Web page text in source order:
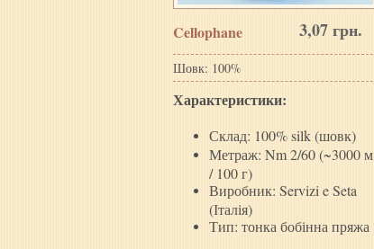
Cellophane 3,07грн.
Шовк: 100%
Характеристики:
Склад: 100% silk (шовк)
Метраж: Nm 2/60 (~3000 м
/ 100 г)
Виробник: Servizi e Seta
(Італія)
Тип: тонка бобінна пряжа